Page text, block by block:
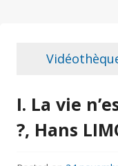
I. La vie
?, Hans